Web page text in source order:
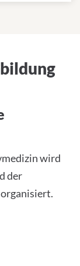
wird
der